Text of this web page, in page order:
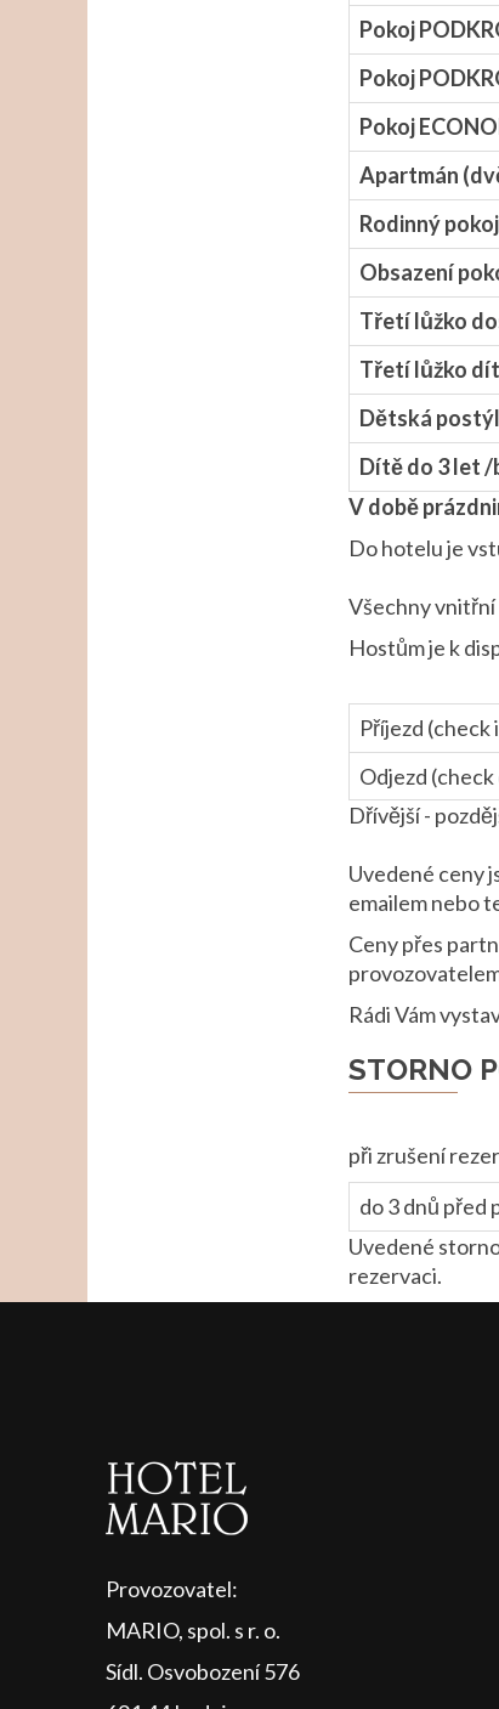
Pokoj
Pokoj
Pokoj
Apartmán
Rodinný
Obsazení
Třetí lůžko
Třetí lůžko
Dětská
Dítě do 3 let /
V době
Do hotelu je
Všechny
Hostům je k
Příjezd (check
Odjezd
Dřívější -
Uvedené ceny
emailem nebo
Ceny přes
Rádi Vám
STORNO
při zrušení
do 3 dnů před
Uvedené
rezervaci.
Provozovatel:
MARIO, spol. s r. o.
Sídl. Osvobození 576